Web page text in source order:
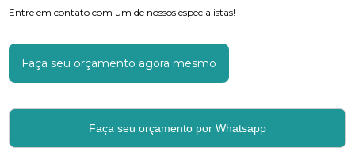
Entre em contato com um de nossos especialistas!
Faça seu orçamento agora mesmo
Faça seu orçamento por Whatsapp